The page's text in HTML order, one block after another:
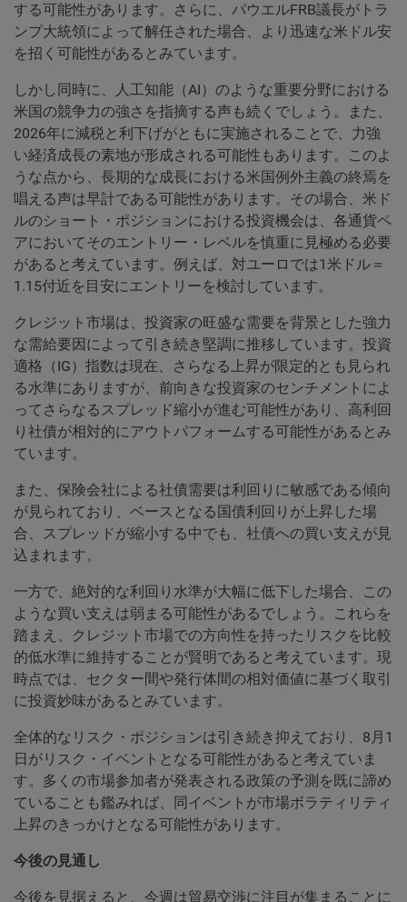
する可能性があります。さらに、パウエルFRB議長がトラ
ンプ大統領によって解任された場合、より迅速な米ドル安
を招く可能性があるとみています。
しかし同時に、人工知能（AI）のような重要分野における
米国の競争力の強さを指摘する声も続くでしょう。また、
2026年に減税と利下げがともに実施されることで、力強
い経済成長の素地が形成される可能性もあります。このよ
うな点から、長期的な成長における米国例外主義の終焉を
唱える声は早計である可能性があります。その場合、米ド
ルのショート・ポジションにおける投資機会は、各通貨ペ
アにおいてそのエントリー・レベルを慎重に見極める必要
があると考えています。例えば、対ユーロでは1米ドル＝
1.15付近を目安にエントリーを検討しています。
クレジット市場は、投資家の旺盛な需要を背景とした強力
な需給要因によって引き続き堅調に推移しています。投資
適格（IG）指数は現在、さらなる上昇が限定的とも見られ
る水準にありますが、前向きな投資家のセンチメントによ
ってさらなるスプレッド縮小が進む可能性があり、高利回
り社債が相対的にアウトパフォームする可能性があるとみ
ています。
また、保険会社による社債需要は利回りに敏感である傾向
が見られており、ベースとなる国債利回りが上昇した場
合、スプレッドが縮小する中でも、社債への買い支えが見
込まれます。
一方で、絶対的な利回り水準が大幅に低下した場合、この
ような買い支えは弱まる可能性があるでしょう。これらを
踏まえ、クレジット市場での方向性を持ったリスクを比較
的低水準に維持することが賢明であると考えています。現
時点では、セクター間や発行体間の相対価値に基づく取引
に投資妙味があるとみています。
全体的なリスク・ポジションは引き続き抑えており、8月1
日がリスク・イベントとなる可能性があると考えていま
す。多くの市場参加者が発表される政策の予測を既に諦め
ていることも鑑みれば、同イベントが市場ボラティリティ
上昇のきっかけとなる可能性があります。
今後の見通し
今後を見据えると、今週は貿易交渉に注目が集まることに